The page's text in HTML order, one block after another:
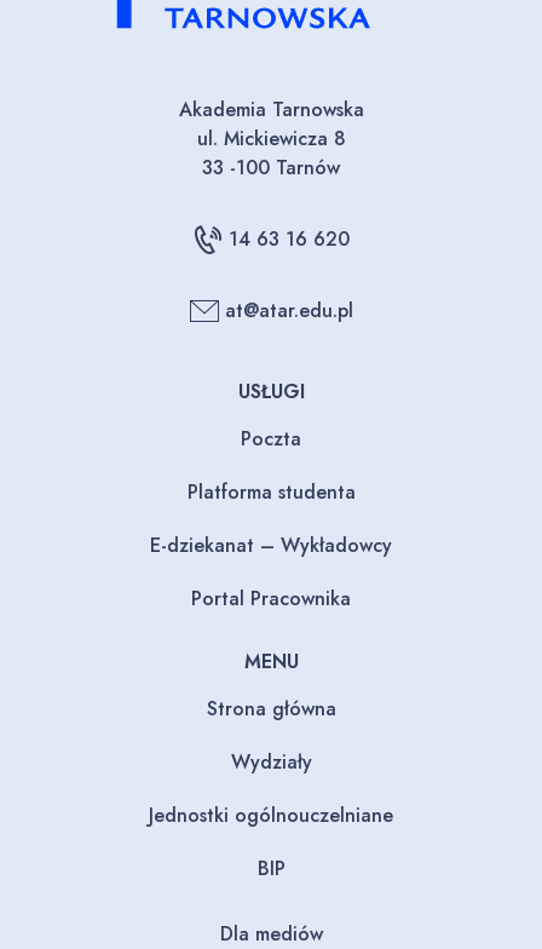
Akademia Tarnowska
ul. Mickiewicza 8
33 -100 Tarnów
14 63 16 620
at@atar.edu.pl
USŁUGI
Poczta
Platforma studenta
E-dziekanat – Wykładowcy
Portal Pracownika
MENU
Strona główna
Wydziały
Jednostki ogólnouczelniane
BIP
Dla mediów